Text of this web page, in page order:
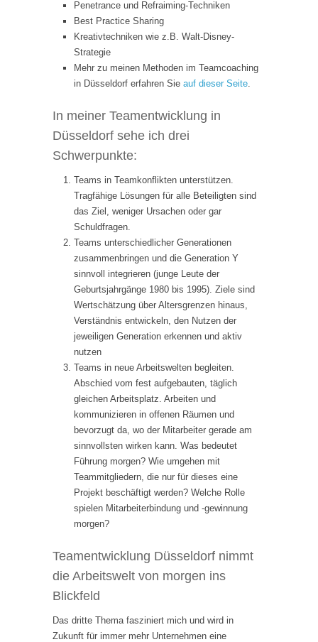
Penetrance und Refraiming-Techniken
Best Practice Sharing
Kreativtechniken wie z.B. Walt-Disney-
Strategie
Mehr zu meinen Methoden im Teamcoaching
in Düsseldorf erfahren Sie auf dieser Seite.
In meiner Teamentwicklung in
Düsseldorf sehe ich drei
Schwerpunkte:
Teams in Teamkonflikten unterstützen.
Tragfähige Lösungen für alle Beteiligten sind
das Ziel, weniger Ursachen oder gar
Schuldfragen.
Teams unterschiedlicher Generationen
zusammenbringen und die Generation Y
sinnvoll integrieren (junge Leute der
Geburtsjahrgänge 1980 bis 1995). Ziele sind
Wertschätzung über Altersgrenzen hinaus,
Verständnis entwickeln, den Nutzen der
jeweiligen Generation erkennen und aktiv
nutzen
Teams in neue Arbeitswelten begleiten.
Abschied vom fest aufgebauten, täglich
gleichen Arbeitsplatz. Arbeiten und
kommunizieren in offenen Räumen und
bevorzugt da, wo der Mitarbeiter gerade am
sinnvollsten wirken kann. Was bedeutet
Führung morgen? Wie umgehen mit
Teammitgliedern, die nur für dieses eine
Projekt beschäftigt werden? Welche Rolle
spielen Mitarbeiterbindung und -gewinnung
morgen?
Teamentwicklung Düsseldorf nimmt
die Arbeitswelt von morgen ins
Blickfeld
Das dritte Thema fasziniert mich und wird in
Zukunft für immer mehr Unternehmen eine